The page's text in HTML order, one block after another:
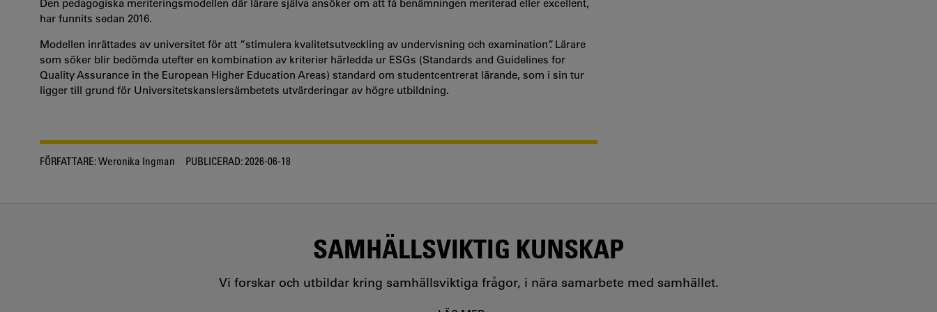
Den pedagogiska meriteringsmodellen där lärare själva ansöker om att få benämningen meriterad eller excellent,
har funnits sedan 2016.
Modellen inrättades av universitet för att ”stimulera kvalitetsutveckling av undervisning och examination”. Lärare
som söker blir bedömda utefter en kombination av kriterier härledda ur ESGs (Standards and Guidelines for
Quality Assurance in the European Higher Education Areas) standard om studentcentrerat lärande, som i sin tur
ligger till grund för Universitetskanslersämbetets utvärderingar av högre utbildning.
FÖRFATTARE:Weronika Ingman PUBLICERAD:2026-06-18
SAMHÄLLSVIKTIG KUNSKAP
Vi forskar och utbildar kring samhällsviktiga frågor, i nära samarbete med samhället.